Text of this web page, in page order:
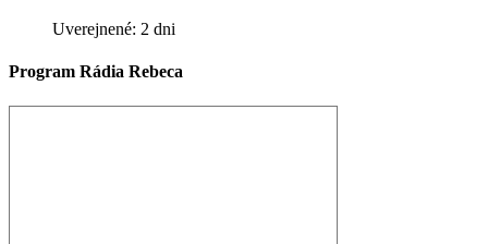
Uverejnené: 2 dni
Program Rádia Rebeca